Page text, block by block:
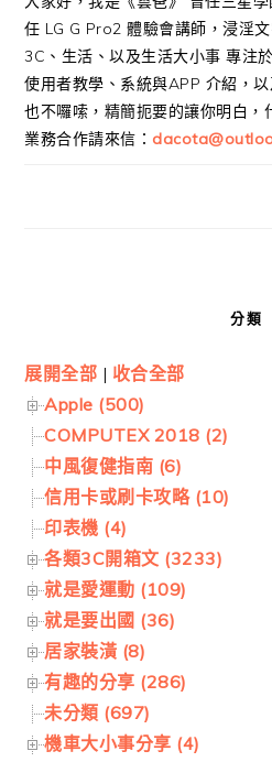
任 LG G Pro2 體驗會講師，浸淫
3C、生活、以及生活大小事 專注
使用者教學、系統與APP 介紹，
也不囉嗦，精簡扼要的讓你明白，
業務合作請來信：
分類
展開全部 | 收合全部
Apple (500)
COMPUTEX 2018 (2)
中風復健指南 (6)
信用卡或刷卡攻略 (10)
印表機 (4)
各類3C開箱文 (3233)
就是愛運動 (109)
就是要出國 (36)
居家裝潢 (8)
有趣的分享 (286)
未分類 (697)
機車大小事分享 (4)